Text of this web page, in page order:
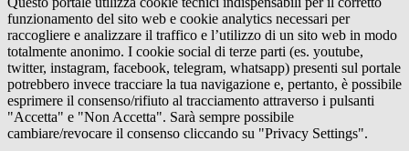
funzionamento del sito web e cookie analytics necessari per
raccogliere e analizzare il traffico e l’utilizzo di un sito web in modo
totalmente anonimo. I cookie social di terze parti (es. youtube,
twitter, instagram, facebook, telegram, whatsapp) presenti sul portale
potrebbero invece tracciare la tua navigazione e, pertanto, è possibile
esprimere il consenso/rifiuto al tracciamento attraverso i pulsanti
"Accetta" e "Non Accetta". Sarà sempre possibile
cambiare/revocare il consenso cliccando su "Privacy Settings".